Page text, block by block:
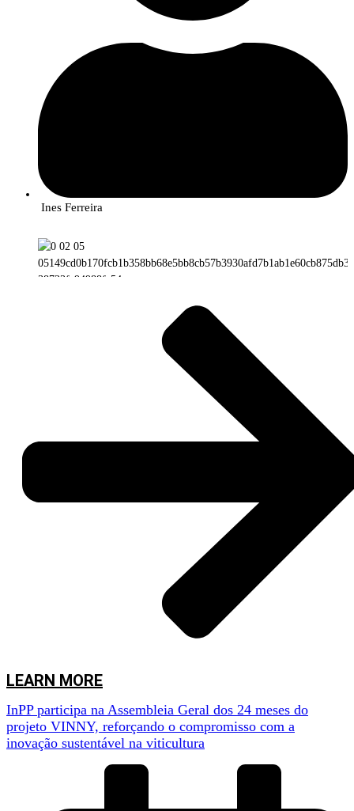
Ines Ferreira
, representado por
Ricardo Ramiro, Diretor
de Ciência de Dados e Bioinformática
, participou na reunião de arranque
) do projeto europeuSENTRY – Precision
Agriculture Solution for Plant Pathogen Surveillance and Risk
23 e 25 de junho de 2026, em
LEARN MORE
InPP participa na Assembleia Geral dos 24 meses do
projeto VINNY, reforçando o compromisso com a
inovação sustentável na viticultura